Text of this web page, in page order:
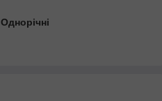
Однорічні